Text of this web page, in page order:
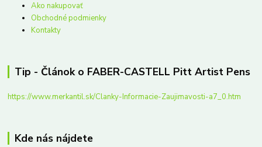
Ako nakupovať
Obchodné podmienky
Kontakty
Tip - Článok o FABER-CASTELL Pitt Artist Pens
https://www.merkantil.sk/Clanky-Informacie-Zaujimavosti-a7_0.htm
Kde nás nájdete